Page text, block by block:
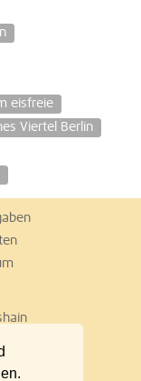
eisfreie
Viertel Berlin